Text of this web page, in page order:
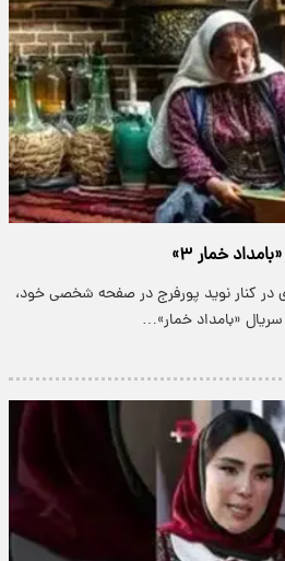
خمار ۳»
در کنار نوید پورفرج در صفحه شخصی خود،
«بامداد خمار»…